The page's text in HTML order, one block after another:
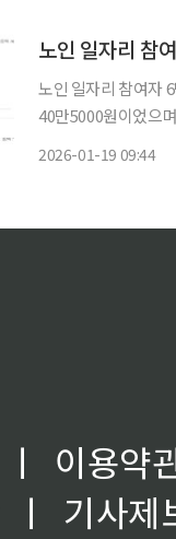
노인 일자리 참
노인 일자리 참여자
40만5000원이었으며, 10명 중
2026-01-19 09:44
ㅣ
이용약
ㅣ
기사제